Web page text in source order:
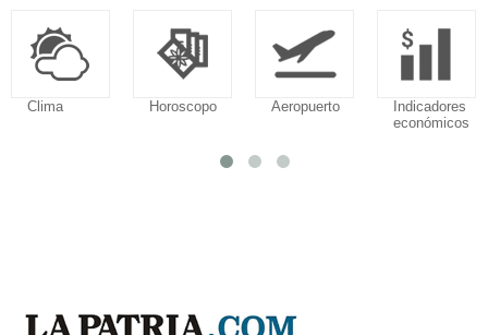
Clima Horoscopo Aeropuerto
Indicadores
económicos